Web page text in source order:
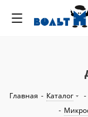
Главная - Каталог -
-